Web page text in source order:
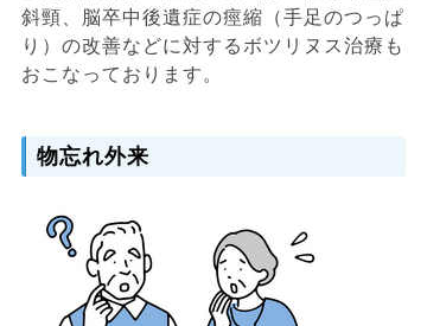
斜頸、脳卒中後遺症の痙縮（手足のつっぱ
り）の改善などに対するボツリヌス治療も
おこなっております。
物忘れ外来